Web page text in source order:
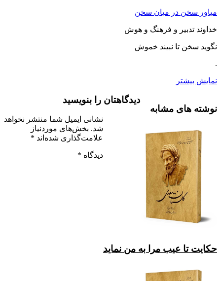
میاور سخن در میان سخن
خداوند تدبیر و فرهنگ و هوش
نگوید سخن تا نبیند خموش
.
نمایش بیشتر
نوشته های مشابه
حکایت تا عیب مرا به من نماید
دیدگاهتان را بنویسید
نشانی ایمیل شما منتشر نخواهد
شد. بخش‌های موردنیاز
علامت‌گذاری شده‌اند *
دیدگاه *